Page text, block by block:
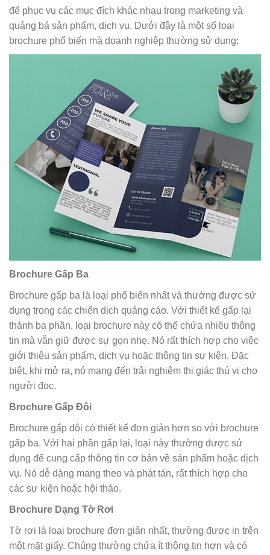
để phục vụ các mục đích khác nhau trong marketing và
quảng bá sản phẩm, dịch vụ. Dưới đây là một số loại
brochure phổ biến mà doanh nghiệp thường sử dụng:
Brochure Gấp Ba
Brochure gấp ba là loại phổ biến nhất và thường được sử
dụng trong các chiến dịch quảng cáo. Với thiết kế gấp lại
thành ba phần, loại brochure này có thể chứa nhiều thông
tin mà vẫn giữ được sự gọn nhẹ. Nó rất thích hợp cho việc
giới thiệu sản phẩm, dịch vụ hoặc thông tin sự kiện. Đặc
biệt, khi mở ra, nó mang đến trải nghiệm thị giác thú vị cho
người đọc.
Brochure Gấp Đôi
Brochure gấp đôi có thiết kế đơn giản hơn so với brochure
gấp ba. Với hai phần gấp lại, loại này thường được sử
dụng để cung cấp thông tin cơ bản về sản phẩm hoặc dịch
vụ. Nó dễ dàng mang theo và phát tán, rất thích hợp cho
các sự kiện hoặc hội thảo.
Brochure Dạng Tờ Rơi
Tờ rơi là loại brochure đơn giản nhất, thường được in trên
một mặt giấy. Chúng thường chứa ít thông tin hơn và có